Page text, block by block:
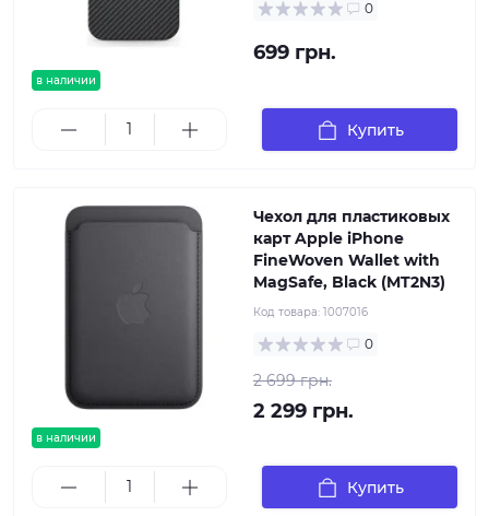
в наличии
0
699 грн.
Купить
в наличии
Чехол для пластиковых
карт Apple iPhone
FineWoven Wallet with
MagSafe, Black (MT2N3)
Код товара: 1007016
0
2 699 грн.
2 299 грн.
Купить